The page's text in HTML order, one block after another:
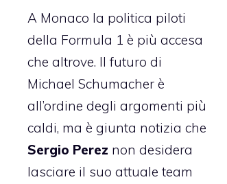
A Monaco la politica piloti
della Formula 1 è più accesa
che altrove. Il futuro di
Michael Schumacher è
all’ordine degli argomenti più
caldi, ma è giunta notizia che
Sergio Perez non desidera
lasciare il suo attuale team